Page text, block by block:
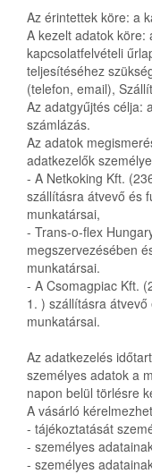
Az érintettek köre: a
A kezelt adatok köre:
kapcsolatfelvételi
teljesítéséhez
(telefon, email),
Az adatgyűjtés célja:
számlázás.
Az adatok
adatkezelők
- A Netkoking Kft.
szállításra átvevő és
munkatársai,
- Trans-o-flex
megszervezésében
munkatársai.
- A Csomagpiac Kft. (
1. ) szállításra
munkatársai.
Az adatkezelés
személyes adatok a
napon belül törlésre
A vásárló
- tájékoztatását
- személyes
- személyes